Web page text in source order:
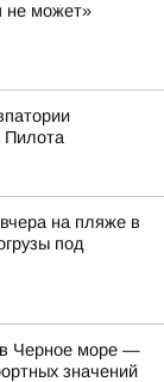
не может»
Пилота
на пляже в
под
в Черное море —
значений